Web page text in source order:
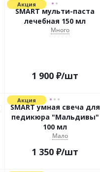
Акция
SMART мульти-паста
лечебная 150 мл
Много
1 900 ₽/шт
Акция
SMART умная свеча для
педикюра "Мальдивы"
100 мл
Мало
1 350 ₽/шт